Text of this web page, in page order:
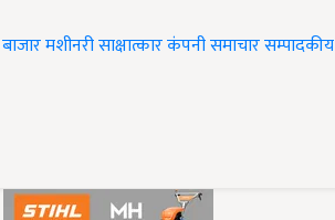
बाजारमशीनरीसाक्षात्कारकंपनी समाचारसम्पादकीय